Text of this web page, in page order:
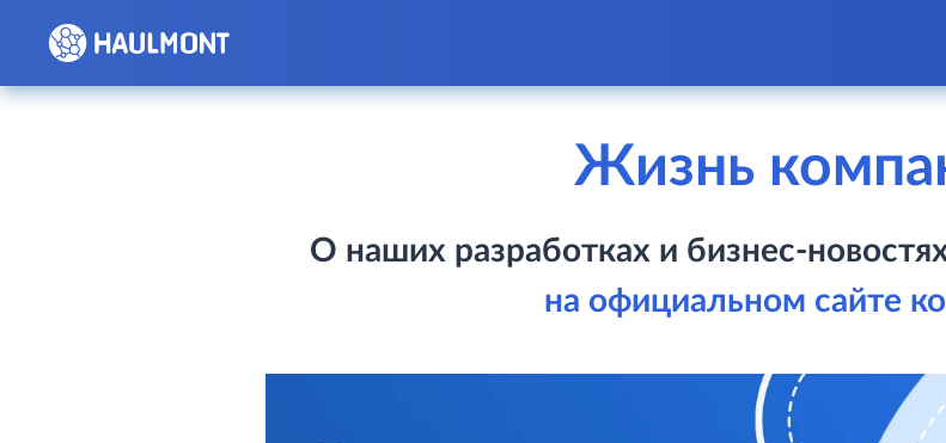
Жизнь
О наших разработках и
на официальном сайте